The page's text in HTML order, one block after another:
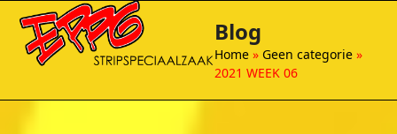
content
Open
mobile
menu
Close
mobile
menu
Blog
Home »Geen categorie »
2021 WEEK 06